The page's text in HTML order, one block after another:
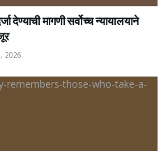
देण्याची मागणी सर्वोच्च न्यायालयाने
2026